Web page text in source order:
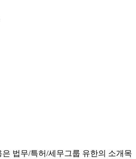
법무/특허/세무그룹 유한의 소개목